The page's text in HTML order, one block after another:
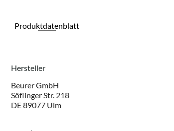
Produktdatenblatt
Hersteller
Beurer GmbH
Söflinger Str. 218
DE 89077 Ulm